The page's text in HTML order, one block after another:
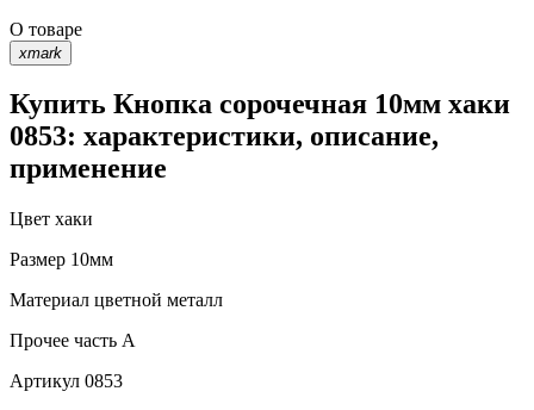
О товаре
xmark
Купить Кнопка сорочечная 10мм хаки
0853: характеристики, описание,
применение
Цвет хаки
Размер 10мм
Материал цветной металл
Прочее часть A
Артикул 0853